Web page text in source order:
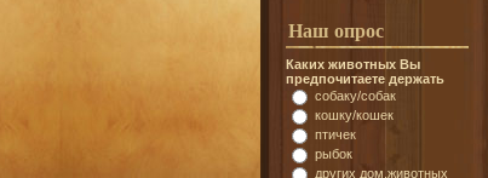
Наш опрос
Каких животных Вы
предпочитаете держать
собаку/собак
кошку/кошек
птичек
рыбок
других дом.животных